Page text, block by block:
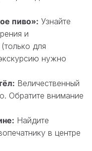
пиво»: Узнайте
и
для
нужно
Величественный
Обратите внимание
Найдите
в центре